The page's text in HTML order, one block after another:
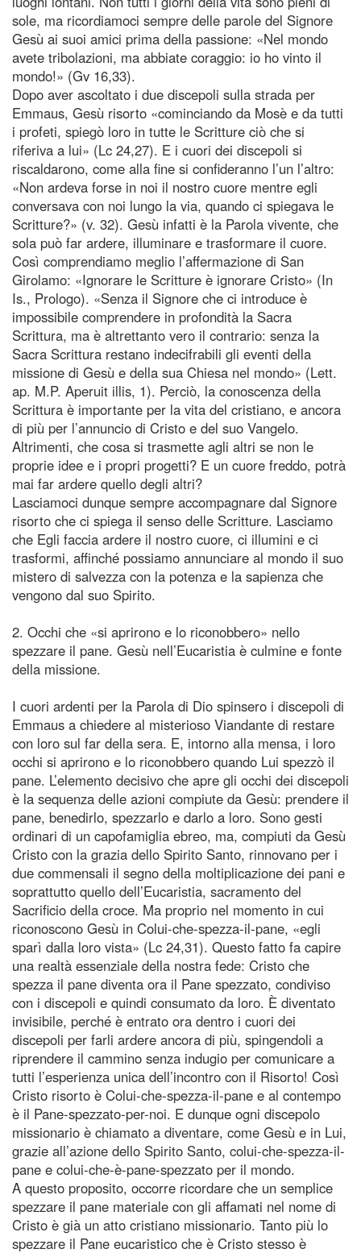
sole, ma ricordiamoci sempre delle parole del Signore
Gesù ai suoi amici prima della passione: «Nel mondo
avete tribolazioni, ma abbiate coraggio: io ho vinto il
mondo!» (Gv 16,33).
Dopo aver ascoltato i due discepoli sulla strada per
Emmaus, Gesù risorto «cominciando da Mosè e da tutti
i profeti, spiegò loro in tutte le Scritture ciò che si
riferiva a lui» (Lc 24,27). E i cuori dei discepoli si
riscaldarono, come alla fine si confideranno l’un l’altro:
«Non ardeva forse in noi il nostro cuore mentre egli
conversava con noi lungo la via, quando ci spiegava le
Scritture?» (v. 32). Gesù infatti è la Parola vivente, che
sola può far ardere, illuminare e trasformare il cuore.
Così comprendiamo meglio l’affermazione di San
Girolamo: «Ignorare le Scritture è ignorare Cristo» (In
Is., Prologo). «Senza il Signore che ci introduce è
impossibile comprendere in profondità la Sacra
Scrittura, ma è altrettanto vero il contrario: senza la
Sacra Scrittura restano indecifrabili gli eventi della
missione di Gesù e della sua Chiesa nel mondo» (Lett.
ap. M.P. Aperuit illis, 1). Perciò, la conoscenza della
Scrittura è importante per la vita del cristiano, e ancora
di più per l’annuncio di Cristo e del suo Vangelo.
Altrimenti, che cosa si trasmette agli altri se non le
proprie idee e i propri progetti? E un cuore freddo, potrà
mai far ardere quello degli altri?
Lasciamoci dunque sempre accompagnare dal Signore
risorto che ci spiega il senso delle Scritture. Lasciamo
che Egli faccia ardere il nostro cuore, ci illumini e ci
trasformi, affinché possiamo annunciare al mondo il suo
mistero di salvezza con la potenza e la sapienza che
vengono dal suo Spirito.
2. Occhi che «si aprirono e lo riconobbero» nello
spezzare il pane. Gesù nell’Eucaristia è culmine e fonte
della missione.
I cuori ardenti per la Parola di Dio spinsero i discepoli di
Emmaus a chiedere al misterioso Viandante di restare
con loro sul far della sera. E, intorno alla mensa, i loro
occhi si aprirono e lo riconobbero quando Lui spezzò il
pane. L’elemento decisivo che apre gli occhi dei discepoli
è la sequenza delle azioni compiute da Gesù: prendere il
pane, benedirlo, spezzarlo e darlo a loro. Sono gesti
ordinari di un capofamiglia ebreo, ma, compiuti da Gesù
Cristo con la grazia dello Spirito Santo, rinnovano per i
due commensali il segno della moltiplicazione dei pani e
soprattutto quello dell’Eucaristia, sacramento del
Sacrificio della croce. Ma proprio nel momento in cui
riconoscono Gesù in Colui-che-spezza-il-pane, «egli
sparì dalla loro vista» (Lc 24,31). Questo fatto fa capire
una realtà essenziale della nostra fede: Cristo che
spezza il pane diventa ora il Pane spezzato, condiviso
con i discepoli e quindi consumato da loro. È diventato
invisibile, perché è entrato ora dentro i cuori dei
discepoli per farli ardere ancora di più, spingendoli a
riprendere il cammino senza indugio per comunicare a
tutti l’esperienza unica dell’incontro con il Risorto! Così
Cristo risorto è Colui-che-spezza-il-pane e al contempo
è il Pane-spezzato-per-noi. E dunque ogni discepolo
missionario è chiamato a diventare, come Gesù e in Lui,
grazie all’azione dello Spirito Santo, colui-che-spezza-il-
pane e colui-che-è-pane-spezzato per il mondo.
A questo proposito, occorre ricordare che un semplice
spezzare il pane materiale con gli affamati nel nome di
Cristo è già un atto cristiano missionario. Tanto più lo
spezzare il Pane eucaristico che è Cristo stesso è